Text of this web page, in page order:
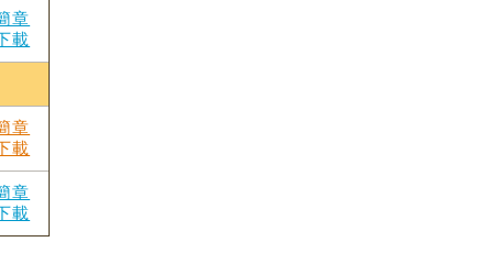
章
載
章
載
章
載